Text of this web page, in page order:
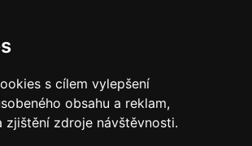
s cílem vylepšení
obsahu a reklam,
zdroje návštěvnosti.